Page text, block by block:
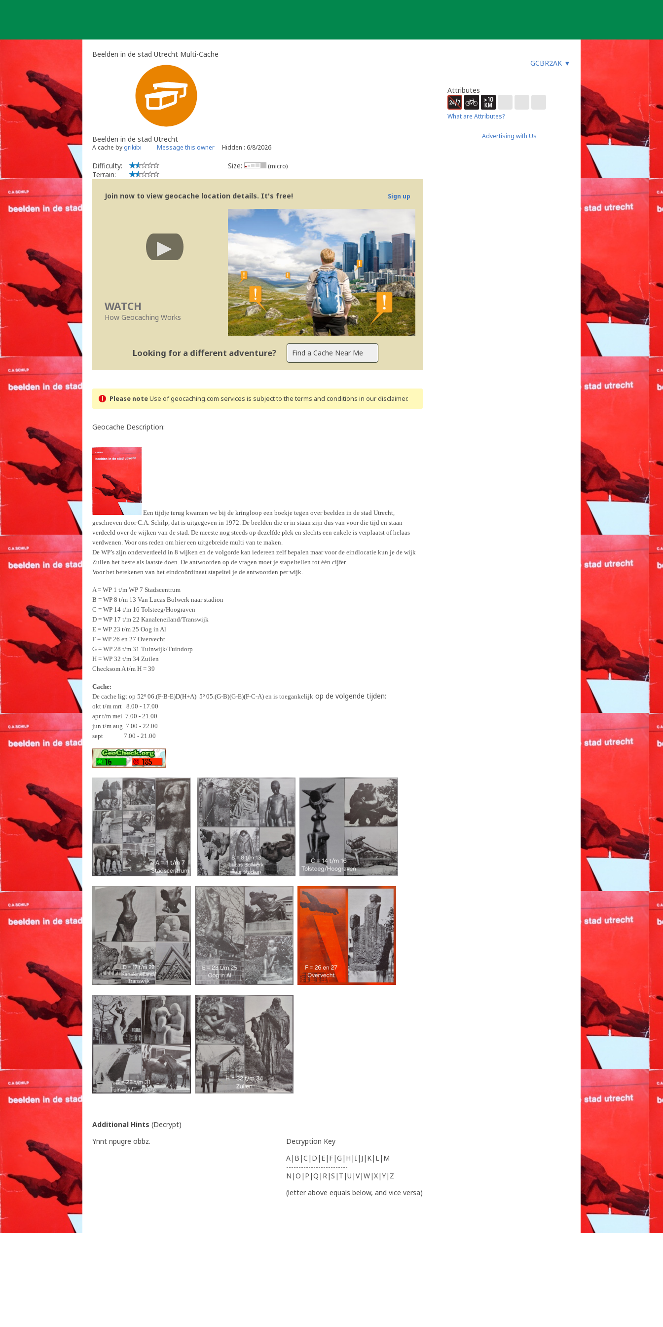
Beelden in de stad Utrecht Multi-Cache
GCBR2AK ▼
Beelden in de stad Utrecht
A cache by grikibi Message this owner Hidden : 6/8/2026
Difficulty:
Terrain:
Size: (micro)
Join now to view geocache location details. It's free! Sign up
WATCH
How Geocaching Works
Looking for a different adventure?
Please noteUse of geocaching.com services is subject to the terms and conditions in our disclaimer.
Geocache Description:
Een tijdje terug kwamen we bij de kringloop een boekje tegen over beelden in de stad Utrecht,
geschreven door C.A. Schilp, dat is uitgegeven in 1972. De beelden die er in staan zijn dus van voor die tijd en staan
verdeeld over de wijken van de stad. De meeste nog steeds op dezelfde plek en slechts een enkele is verplaatst of helaas
verdwenen. Voor ons reden om hier een uitgebreide multi van te maken.
De WP’s zijn onderverdeeld in 8 wijken en de volgorde kan iedereen zelf bepalen maar voor de eindlocatie kun je de wijk
Zuilen het beste als laatste doen. De antwoorden op de vragen moet je stapeltellen tot èèn cijfer.
Voor het berekenen van het eindcoördinaat stapeltel je de antwoorden per wijk.
A = WP 1 t/m WP 7 Stadscentrum
B = WP 8 t/m 13 Van Lucas Bolwerk naar stadion
C = WP 14 t/m 16 Tolsteeg/Hoograven
D = WP 17 t/m 22 Kanaleneiland/Transwijk
E = WP 23 t/m 25 Oog in Al
F = WP 26 en 27 Overvecht
G = WP 28 t/m 31 Tuinwijk/Tuindorp
H = WP 32 t/m 34 Zuilen
Checksom A t/m H = 39
Cache:
De cache ligt op 52º 06.(F-B-E)D(H+A) 5º 05.(G-B)(G-E)(F-C-A) en is toegankelijk op de volgende tijden:
okt t/m mrt 8.00 - 17.00
apr t/m mei 7.00 - 21.00
jun t/m aug 7.00 - 22.00
sept 7.00 - 21.00
Additional Hints (Decrypt)
Ynnt npugre obbz.
Decryption Key
A|B|C|D|E|F|G|H|I|J|K|L|M
-------------------------
N|O|P|Q|R|S|T|U|V|W|X|Y|Z
(letter above equals below, and vice versa)
Attributes
What are Attributes?
Advertising with Us